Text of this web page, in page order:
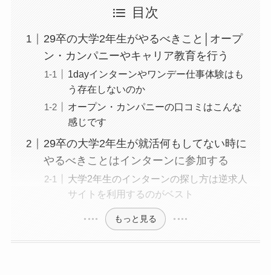
目次
29卒の大学2年生がやるべきこと│オープ
ン・カンパニーやキャリア教育を行う
1dayインターンやワンデー仕事体験はも
う存在しないのか
オープン・カンパニーの口コミはこんな
感じです
29卒の大学2年生が就活何もしてない時に
やるべきことはインターンに参加する
大学2年生のインターンの探し方は逆求人
サイトを利用するのがベスト
もっと見る